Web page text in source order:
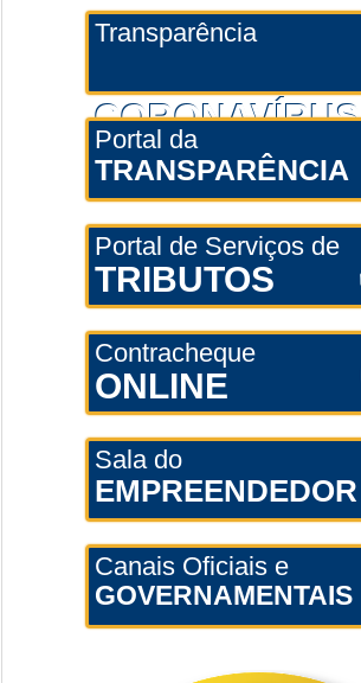
Transparência
CORONAVÍRUS
Portal da
TRANSPARÊNCIA
Portal de Serviços de
TRIBUTOS
Contracheque
ONLINE
Sala do
EMPREENDEDOR
Canais Oficiais e
GOVERNAMENTAIS